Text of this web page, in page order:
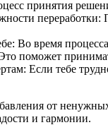
принятия
переработки:
Во время
поможет
Если тебе
от
и гармонии.